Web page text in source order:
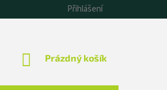
Přihlášení
NÁKUPNÍ
Prázdný košík